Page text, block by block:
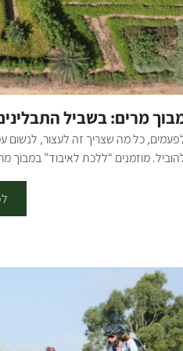
מוצרים (יינות, גבינות, ממרחים
עצמית - אפשרית בכל ימות
בשישי-שבת אפשרי להגיע למטרה
למידע מלא ומפורט על כל מה שיש
מרים: בשביל
כל מה שצריך זה לעצור, לנשום
מוזמנים “ללכת לאיבוד” במבוך
וצבעונית במיוחד. רוצים לדעת איזה צמח
מה עוזר לכאב ראש? שמעתם על צחצוח
פנימית בטוח שתצליחו למצוא את
אבל לא בטוח שתרצו לצאת :-) מה מחכה
נמשש ונטעם - נלמד לזהות צמחי
ריח קסומות וניקח הביתה ניחוח של
את סודות הצמחים ונבין את